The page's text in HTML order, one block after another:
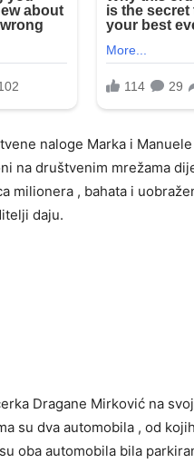
naloge Marka i
na društvenim mrežama
milionera , bahata i
daju.
Dragane Mirković na
su dva automobila , od
oba automobila bila